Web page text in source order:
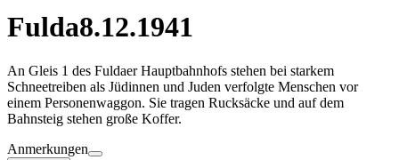
Fulda8.12.1941
An Gleis 1 des Fuldaer Hauptbahnhofs stehen bei starkem
Schneetreiben als Jüdinnen und Juden verfolgte Menschen vor
einem Personenwaggon. Sie tragen Rucksäcke und auf dem
Bahnsteig stehen große Koffer.
Anmerkungen